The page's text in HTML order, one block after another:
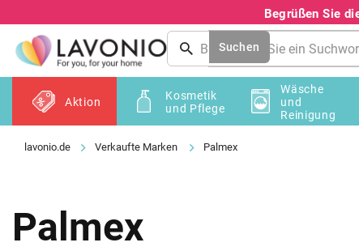
Inhalt
springen
Begrüßen Sie
Suchen
Aktion
Kosmetik
und Pflege
Wäsche
und
Reinigung
Verkaufte Marken Palmex
Palmex